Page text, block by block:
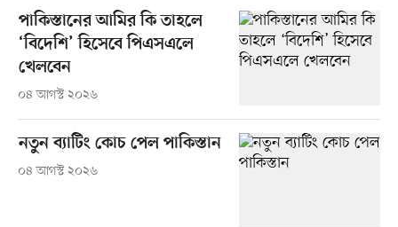
পাকিস্তানের আমির কি তাহলে
‘বিদেশি’ হিসেবে পিএসএলে
খেলবেন
০৪ আগস্ট ২০২৬
নতুন ব্যাটিং কোচ পেল পাকিস্তান
০৪ আগস্ট ২০২৬